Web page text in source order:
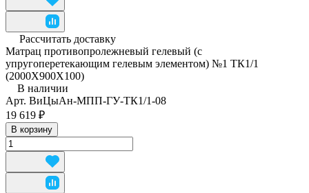
Рассчитать доставку
Матрац противопролежневый гелевый (с
упругоперетекающим гелевым элементом) №1 ТК1/1
(2000Х900Х100)
В наличии
Арт. ВиЦыАн-МПП-ГУ-ТК1/1-08
19 619 ₽
В корзину